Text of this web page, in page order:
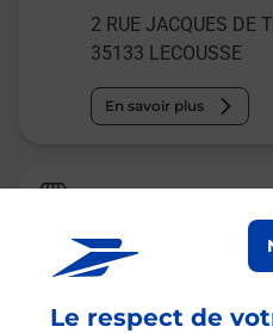
Le respect de
2 RUE JACQUES DE
35133 LECOUSSE
En savoir plus
Relais Pickup
SUPER U
ouvre
LA MARTINAIS